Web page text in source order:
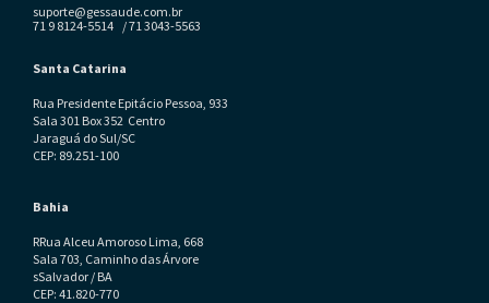
suporte@gessaude.com.br
71 9 8124-5514 / 71 3043-5563
Santa Catarina
Rua Presidente Epitácio Pessoa, 933
Sala 301 Box 352 Centro
Jaraguá do Sul/SC
CEP: 89.251-100
Bahia
RRua Alceu Amoroso Lima, 668
Sala 703, Caminho das Árvore
sSalvador / BA
CEP: 41.820-770